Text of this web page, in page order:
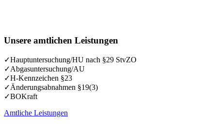
Unsere amtlichen Leistungen
✓Hauptuntersuchung/HU nach §29 StvZO
✓Abgasuntersuchung/AU
✓H-Kennzeichen §23
✓Änderungsabnahmen §19(3)
✓BOKraft
Amtliche Leistungen